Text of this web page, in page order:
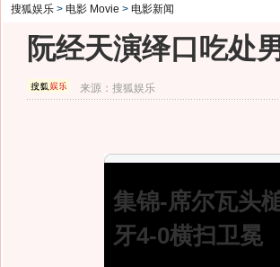
搜狐娱乐 > 电影 Movie > 电影新闻
阮经天演绎口吃处
来源：搜狐娱乐
集锦-席尔瓦头
牙4-0横扫卫冕